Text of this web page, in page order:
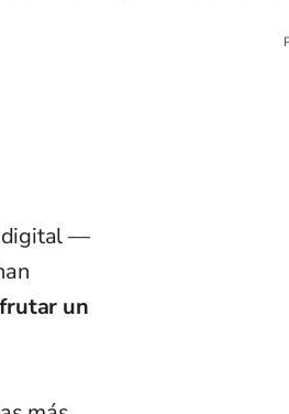
digital —
un